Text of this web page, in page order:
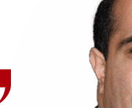
روزنامه‌نگار